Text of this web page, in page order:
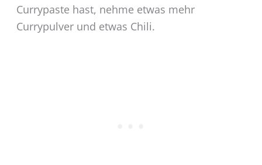
Currypaste hast, nehme etwas mehr
Currypulver und etwas Chili.